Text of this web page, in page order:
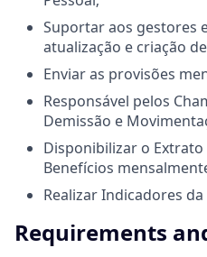
Suportar aos gestores
atualização e criação
Enviar as provisões
Responsável pelos
Demissão e
Disponibilizar o
Benefícios
Realizar Indicadores da
Requirements